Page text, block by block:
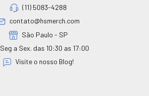
(11) 5083-4288
contato@hsmerch.com
São Paulo - SP
Seg a Sex. das 10:30 as 17:00
Visite o nosso Blog!